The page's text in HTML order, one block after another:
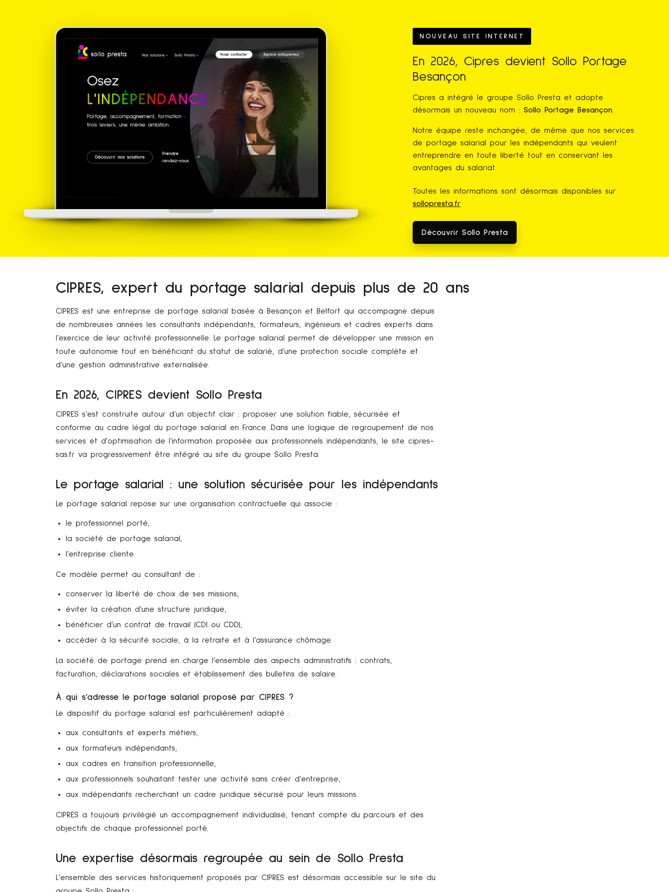
NOUVEAU SITE INTERNET
En 2026, Cipres devient Sollo Portage
Besançon
Cipres a intégré le groupe Sollo Presta et adopte
désormais un nouveau nom :Sollo Portage Besançon.
Notre équipe reste inchangée, de même que nos services
de portage salarial pour les indépendants qui veulent
entreprendre en toute liberté tout en conservant les
avantages du salariat.
Toutes les informations sont désormais disponibles sur
sollopresta.fr
Découvrir Sollo Presta
CIPRES, expert du portage salarial depuis plus de 20 ans
CIPRES est une entreprise de portage salarial basée à Besançon et Belfort qui accompagne depuis
de nombreuses années les consultants indépendants, formateurs, ingénieurs et cadres experts dans
l’exercice de leur activité professionnelle. Le portage salarial permet de développer une mission en
toute autonomie tout en bénéficiant du statut de salarié, d’une protection sociale complète et
d’une gestion administrative externalisée.
En 2026, CIPRES devient Sollo Presta
CIPRES s’est construite autour d’un objectif clair : proposer une solution fiable, sécurisée et
conforme au cadre légal du portage salarial en France. Dans une logique de regroupement de nos
services et d’optimisation de l’information proposée aux professionnels indépendants, le site cipres-
sas.fr va progressivement être intégré au site du groupe Sollo Presta.
Le portage salarial : une solution sécurisée pour les indépendants
Le portage salarial repose sur une organisation contractuelle qui associe :
le professionnel porté,
la société de portage salarial,
l’entreprise cliente.
Ce modèle permet au consultant de :
conserver la liberté de choix de ses missions,
éviter la création d’une structure juridique,
bénéficier d’un contrat de travail (CDI ou CDD),
accéder à la sécurité sociale, à la retraite et à l’assurance chômage.
La société de portage prend en charge l’ensemble des aspects administratifs : contrats,
facturation, déclarations sociales et établissement des bulletins de salaire.
À qui s’adresse le portage salarial proposé par CIPRES ?
Le dispositif du portage salarial est particulièrement adapté :
aux consultants et experts métiers,
aux formateurs indépendants,
aux cadres en transition professionnelle,
aux professionnels souhaitant tester une activité sans créer d’entreprise,
aux indépendants recherchant un cadre juridique sécurisé pour leurs missions.
CIPRES a toujours privilégié un accompagnement individualisé, tenant compte du parcours et des
objectifs de chaque professionnel porté.
Une expertise désormais regroupée au sein de Sollo Presta
L’ensemble des services historiquement proposés par CIPRES est désormais accessible sur le site du